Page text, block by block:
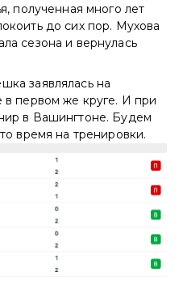
полученная много лет
до сих пор. Мухова
сезона и вернулась
заявлялась на
в первом же круге. И при
в Вашингтоне. Будем
время на тренировки.